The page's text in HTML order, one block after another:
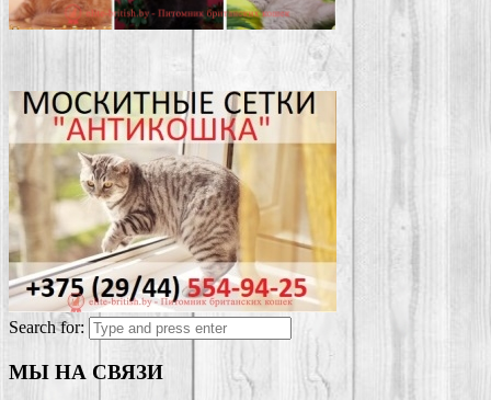
Search for:
МЫ НА СВЯЗИ